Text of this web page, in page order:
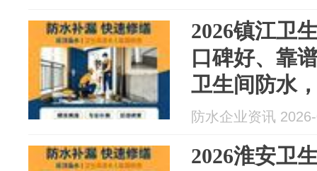
2026镇江卫
口碑好、靠
卫生间防水
水最新资讯
防水企业资讯
2026淮安卫